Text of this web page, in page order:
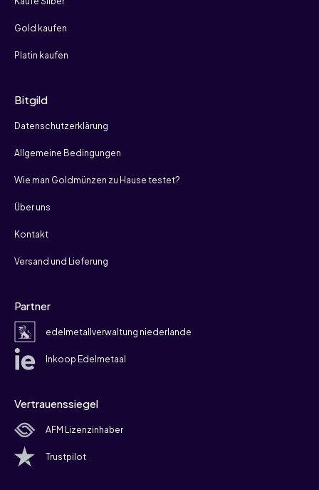
Gold kaufen
Platin kaufen
Bitgild
Datenschutzerklärung
Allgemeine Bedingungen
Wie man Goldmünzen zu Hause testet?
Über uns
Kontakt
Versand und Lieferung
Partner
edelmetallverwaltung niederlande
Inkoop Edelmetaal
Vertrauenssiegel
AFM Lizenzinhaber
Trustpilot